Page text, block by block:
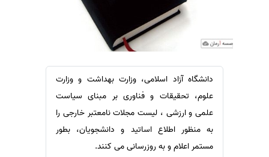
ترجمه عربی به فارسی
مشاهده همه زبان ها
سفارش ویرایش
سفارش پارافریز
سفارش فرمت‌بندی
سفارش کاهش کمیت
سفارش معرفی مجله
سفارش معرفی مقاله
سفارش معرفی کتاب
سفارش چکیده مبسوط
دانشگاه آزاد اسلامی، وزارت بهداشت و وزارت
علوم، تحقیقات و فناوری بر مبنای سیاست
علمی و ارزشی ، لیست مجلات نامعتبر خارجی را
به منظور اطلاع اساتید و دانشجویان، بطور
مستمر اعلام و به روزرسانی می کنند.